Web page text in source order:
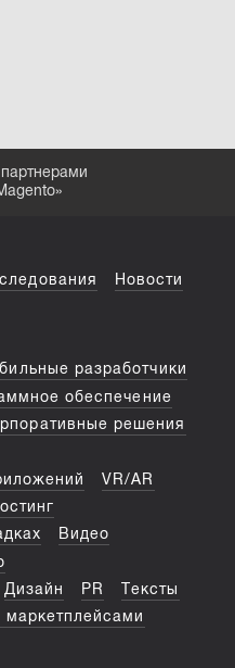
»
Новости
разработчики
обеспечение
решения
VR/AR
Видео
Дизайн PR
Тексты
маркетплейсами